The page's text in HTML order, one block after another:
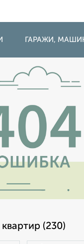
ГАРАЖИ,
(230)